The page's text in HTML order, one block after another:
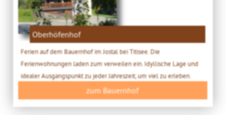
Oberhöfenhof
Ferien auf dem Bauernhof im Jostal bei Titisee. Die
Ferienwohnungen laden zum verweilen ein. Idyllische Lage und
idealer Ausgangspunkt zu jeder Jahreszeit, um viel zu erleben.
zum Bauernhof